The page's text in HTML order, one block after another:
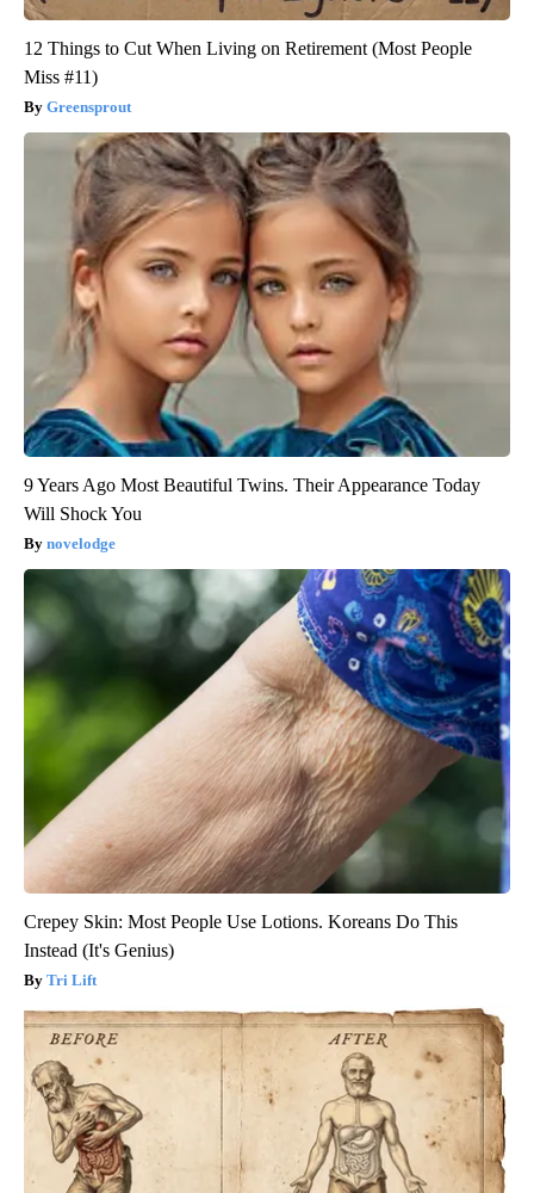
12 Things to Cut When Living on Retirement (Most People
Miss #11)
Greensprout
9 Years Ago Most Beautiful Twins. Their Appearance Today
Will Shock You
novelodge
Crepey Skin: Most People Use Lotions. Koreans Do This
Instead (It's Genius)
Tri Lift